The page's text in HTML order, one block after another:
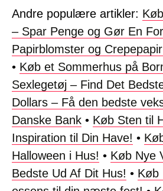
Andre populære artikler:
– Spar Penge og Gør En
Papirblomster og
• Køb et Sommerhus på
Sexlegetøj – Find Det
Dollars – Få den bedste
Danske Bank • Køb Sten til
Inspiration til Din Have! •
Halloween i Hus! • Køb Nye
Bedste Ud Af Dit Hus! • Køb